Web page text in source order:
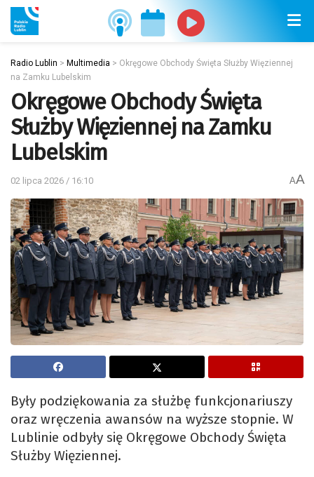
Radio Lublin > Multimedia > Okręgowe Obchody Święta Służby Więziennej
na Zamku Lubelskim
Okręgowe Obchody Święta
Służby Więziennej na Zamku
Lubelskim
02 lipca 2026 / 16:10 AA
Były podziękowania za służbę funkcjonariuszy
oraz wręczenia awansów na wyższe stopnie. W
Lublinie odbyły się Okręgowe Obchody Święta
Służby Więziennej.